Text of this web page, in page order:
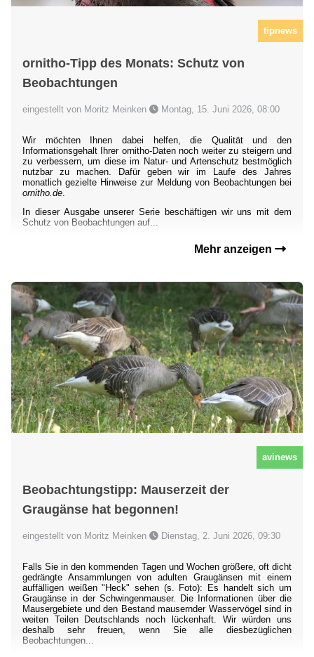
tipnews
ornitho-Tipp des Monats: Schutz von
Beobachtungen
eingestellt von Moritz Meinken Montag, 15. Juni 2026, 08:00
Wir möchten Ihnen dabei helfen, die Qualität und den
Informationsgehalt Ihrer ornitho-Daten noch weiter zu steigern und
zu verbessern, um diese im Natur- und Artenschutz bestmöglich
nutzbar zu machen. Dafür geben wir im Laufe des Jahres
monatlich gezielte Hinweise zur Meldung von Beobachtungen bei
ornitho.de
In dieser Ausgabe unserer Serie beschäftigen wir uns mit dem
Schutz von Beobachtungen auf...
Mehr anzeigen
avinews
Beobachtungstipp: Mauserzeit der
Graugänse hat begonnen!
eingestellt von Moritz Meinken Dienstag, 2. Juni 2026, 09:30
Falls Sie in den kommenden Tagen und Wochen größere, oft dicht
gedrängte Ansammlungen von adulten Graugänsen mit einem
auffälligen weißen "Heck" sehen (s. Foto): Es handelt sich um
Graugänse in der Schwingenmauser. Die Informationen über die
Mausergebiete und den Bestand mausernder Wasservögel sind in
weiten Teilen Deutschlands noch lückenhaft. Wir würden uns
deshalb sehr freuen, wenn Sie alle diesbezüglichen
Beobachtungen...